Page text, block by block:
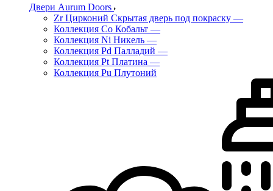
Двери Aurum Doors
Zr Цирконий Скрытая дверь под покраску —
Коллекция Co Кобальт —
Коллекция Ni Никель —
Коллекция Pd Палладий —
Коллекция Pt Платина —
Коллекция Pu Плутоний